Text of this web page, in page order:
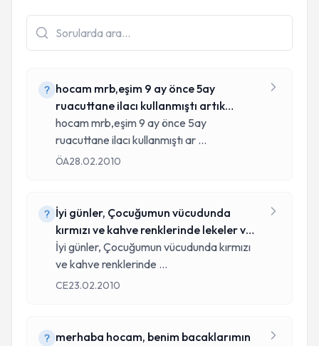
hocam mrb,eşim 9 ay önce 5ay
ruacuttane ilacı kullanmıştı artık
bebeğimiz
hocam mrb,eşim 9 ay önce 5ay
ruacuttane ilacı kullanmıştı ar ...
ÖA28.02.2010
İyi günler, Çocuğumun vücudunda
kırmızı ve kahve renklerinde lekeler var.
D
İyi günler, Çocuğumun vücudunda kırmızı
ve kahve renklerinde ...
CE23.02.2010
merhaba hocam, benim bacaklarımın